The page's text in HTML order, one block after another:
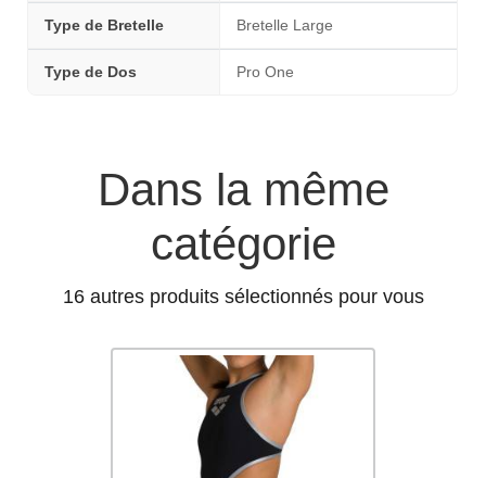
Type de Bretelle Bretelle Large
Type de Dos Pro One
Dans la même
catégorie
16 autres produits sélectionnés pour vous